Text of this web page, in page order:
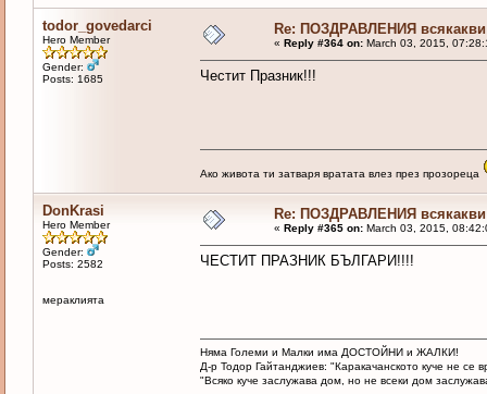
todor_govedarci
Hero Member
Gender:
Posts: 1685
Re: ПОЗДРАВЛЕНИЯ всякакви
« Reply #364 on:March 03, 2015,
Честит Празник!!!
Ако живота ти затваря вратата влез през прозореца
DonKrasi
Hero Member
Gender:
Posts: 2582
мераклията
Re: ПОЗДРАВЛЕНИЯ всякакви
« Reply #365 on:March 03, 2015,
ЧЕСТИТ ПРАЗНИК БЪЛГАРИ!!!!
Няма Големи и Малки има ДОСТОЙНИ и ЖАЛКИ!
Д-р Тодор Гайтанджиев: "Каракачанското куче не
"Всяко куче заслужава дом, но не всеки дом